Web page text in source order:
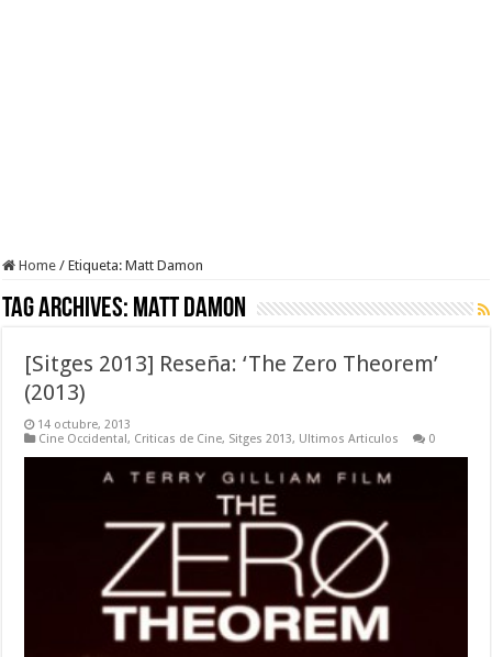
Home / Etiqueta:Matt Damon
Tag Archives: Matt Damon
[Sitges 2013] Reseña: ‘The Zero Theorem’
(2013)
14 octubre, 2013
Cine Occidental, Criticas de Cine, Sitges 2013, Ultimos Articulos 0